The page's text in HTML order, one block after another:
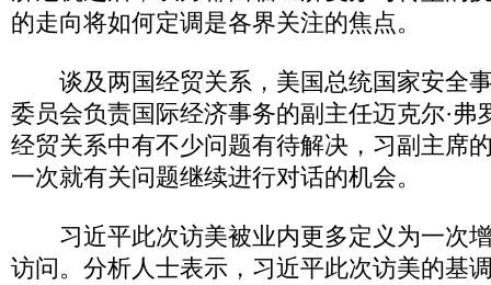
的走向将如何定调是各界关注的焦点。
谈及两国经贸关系，美国总统国家安全
委员会负责国际经济事务的副主任迈克尔·弗
经贸关系中有不少问题有待解决，习副主席
一次就有关问题继续进行对话的机会。
习近平此次访美被业内更多定义为一次
访问。分析人士表示，习近平此次访美的基